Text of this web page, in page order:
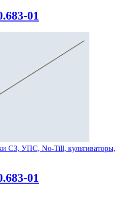
01
СЗ, УПС, No-Till, культиваторы,
01